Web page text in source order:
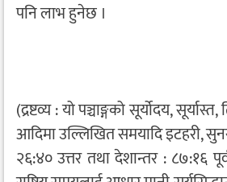
पनि लाभ हुनेछ ।
(द्रष्टव्य : यो पञ्चाङ्गको सूर्योदय,
आदिमा उल्लिखित समयादि इटहरी,
२६:४० उत्तर तथा देशान्तर : ८७:१६